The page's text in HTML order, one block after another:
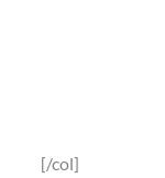
[/col]